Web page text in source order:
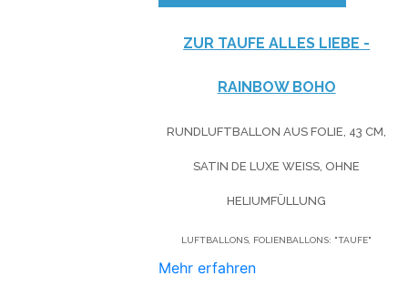
ZUR TAUFE ALLES LIEBE -
RAINBOW BOHO
RUNDLUFTBALLON AUS FOLIE, 43 CM,
SATIN DE LUXE WEISS, OHNE H
ELIUMFÜLLUNG
LUFTBALLONS, FOLIENBALLONS: "TAUFE"
Mehr erfahren